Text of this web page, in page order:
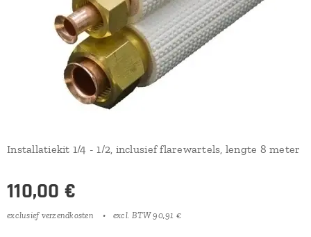
Installatiekit 1/4 - 1/2, inclusief flarewartels, lengte 8 meter
110,00 €
exclusief verzendkosten excl. BTW 90,91 €